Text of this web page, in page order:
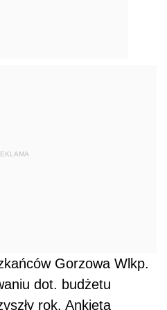
Gorzowa Wlkp.
dot. budżetu
rok. Ankieta